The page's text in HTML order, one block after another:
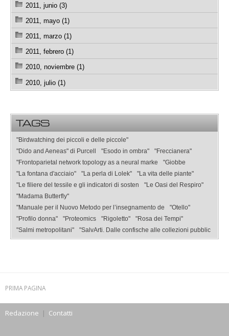
2011, junio (3)
2011, mayo (1)
2011, marzo (1)
2011, febrero (1)
2010, noviembre (1)
2010, julio (1)
TAGS
"Birdwatching dei piccoli e delle piccole"
"Dido and Aeneas" di Purcell
"Esodo in ombra"
"Freccianera"
"Frontoparietal network topology as a neural marke
"Giobbe
"La fontana d'acciaio"
"La perla di Lolek"
"La vita delle piante"
"Le filiere del tessile e gli indicatori di sosten
"Le Oasi del Respiro"
"Madama Butterfly"
"Manuale per il Nuovo Metodo per l’insegnamento de
"Otello"
"Profilo donna"
"Proteomics "Rigoletto"
"Rosa dei Tempi"
"Salmi metropolitani"
"SalvArti. Dalle confische alle collezioni pubblic
PRIMA PAGINA
Redazione | Contatti